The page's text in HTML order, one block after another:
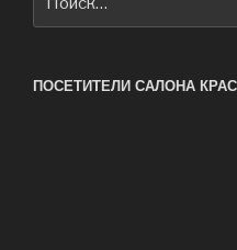
ПОСЕТИТЕЛИ САЛОНА